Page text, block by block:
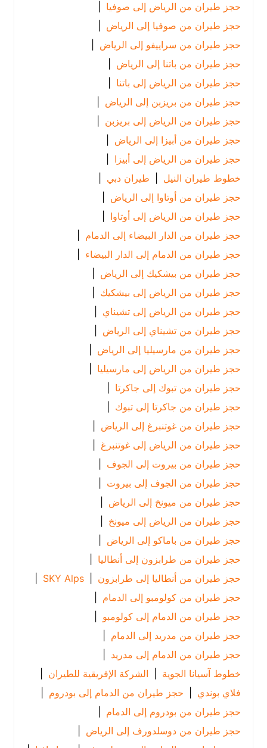
حجز طيران من الرياض إلى صوفيا
|
حجز طيران من صوفيا إلى الرياض
|
حجز طيران من سراييفو إلى الرياض
|
حجز طيران من باتنا إلى الرياض
|
حجز طيران من الرياض إلى باتنا |
حجز طيران من بريزبن إلى الرياض
|
حجز طيران من الرياض إلى بريزبن |
حجز طيران من أبيزا إلى الرياض
|
حجز طيران من الرياض إلى أبيزا
خطوط طيران النيل | طيران دبي |
حجز طيران من أوتاوا إلى الرياض
|
حجز طيران من الرياض إلى أوتاوا |
حجز طيران من الدار البيضاء إلى الدمام
|
حجز طيران من الدمام إلى الدار البيضاء |
حجز طيران من بيشكيك إلى الرياض
|
حجز طيران من الرياض إلى بيشكيك |
حجز طيران من الرياض إلى تشيناي |
حجز طيران من تشيناي إلى الرياض
|
حجز طيران من مارسيليا إلى الرياض
|
حجز طيران من الرياض إلى مارسيليا |
حجز طيران من تبوك إلى جاكرتا
|
حجز طيران من جاكرتا إلى تبوك
|
حجز طيران من غوتنبرغ إلى الرياض
|
حجز طيران من الرياض إلى غوتنبرغ |
حجز طيران من بيروت إلى الجوف |
حجز طيران من الجوف إلى بيروت
|
حجز طيران من ميونخ إلى الرياض
|
حجز طيران من الرياض إلى ميونخ |
حجز طيران من باماكو إلى الرياض
|
حجز طيران من طرابزون إلى أنطاليا
|
حجز طيران من أنطاليا إلى طرابزون |
SKY Alps
|
حجز طيران من كولومبو إلى الدمام
|
حجز طيران من الدمام إلى كولومبو |
حجز طيران من مدريد إلى الدمام
|
حجز طيران من الدمام إلى مدريد |
خطوط آسيانا الجوية
| الشركة الإفريقية للطيران |
فلاي بوندي | حجز طيران من الدمام إلى بودروم |
حجز طيران من بودروم إلى الدمام
|
حجز طيران من دوسلدورف إلى الرياض
|